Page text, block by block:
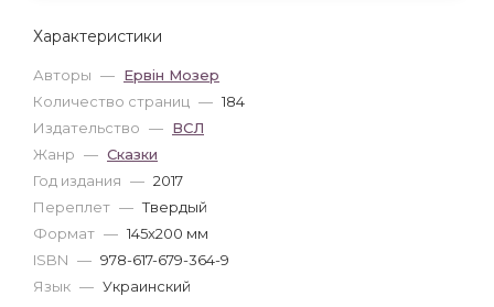
Характеристики
Авторы — Ервін Мозер
Количество страниц — 184
Издательство — ВСЛ
Жанр — Сказки
Год издания — 2017
Переплет — Твердый
Формат — 145x200 мм
ISBN — 978-617-679-364-9
Язык — Украинский